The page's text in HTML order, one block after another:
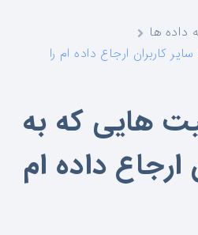
ها
کاربران ارجاع داده ام را
هایی که به
ارجاع داده ام